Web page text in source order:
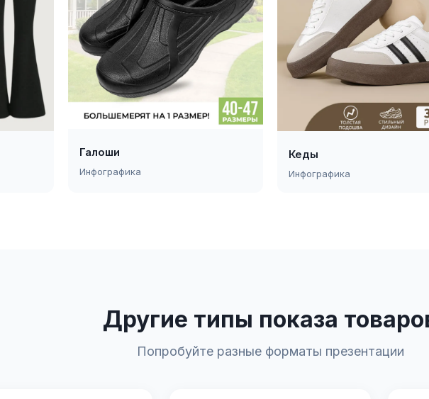
Галоши
Инфографика
Кеды
Инфографика
Другие типы показа
Попробуйте разные форматы презентации